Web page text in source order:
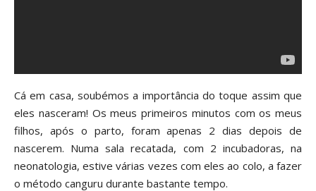
Cá em casa, soubémos a importância do toque assim que
eles nasceram! Os meus primeiros minutos com os meus
filhos, após o parto, foram apenas 2 dias depois de
nascerem. Numa sala recatada, com 2 incubadoras, na
neonatologia, estive várias vezes com eles ao colo, a fazer
o método canguru durante bastante tempo.